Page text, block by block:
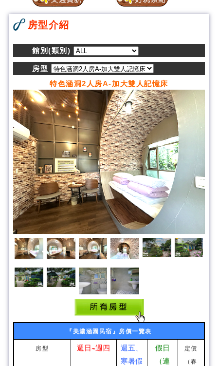
房型介紹
館別(類別)
房型
特色涵洞2人房A-加大雙人記憶床
『美濃涵園民宿』房價一覽表
房型 週日~週四
週五、
寒暑假
假日
（連
定價
（春